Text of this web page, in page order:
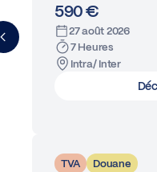
590 €
27 août 2026
7 Heures
Intra/ Inter
TVA Douane